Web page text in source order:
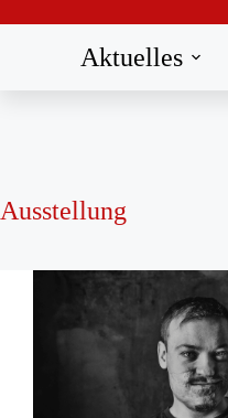
Aktuelles
Ausstellung